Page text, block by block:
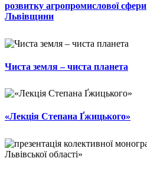
розвитку агропромислової сфери
Львівщини
Чиста земля – чиста планета
«Лекція Степана Ґжицького»